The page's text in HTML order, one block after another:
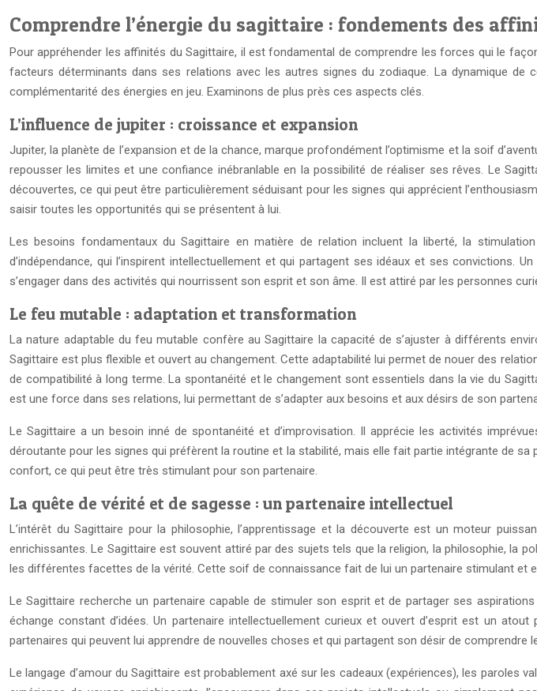
Comprendre l’énergie du sagittaire : fondements des
Pour appréhender les affinités du Sagittaire, il est fondamental de comprendre les forces qui le
facteurs déterminants dans ses relations avec les autres signes du zodiaque. La dynamique
complémentarité des énergies en jeu. Examinons de plus près ces aspects clés.
L’influence de jupiter : croissance et expansion
Jupiter, la planète de l’expansion et de la chance, marque profondément l’optimisme et la soif
repousser les limites et une confiance inébranlable en la possibilité de réaliser ses rêves. Le
découvertes, ce qui peut être particulièrement séduisant pour les signes qui apprécient
saisir toutes les opportunités qui se présentent à lui.
Les besoins fondamentaux du Sagittaire en matière de relation incluent la liberté, la
d’indépendance, qui l’inspirent intellectuellement et qui partagent ses idéaux et ses convictions.
s’engager dans des activités qui nourrissent son esprit et son âme. Il est attiré par les personnes
Le feu mutable : adaptation et transformation
La nature adaptable du feu mutable confère au Sagittaire la capacité de s’ajuster à différents
Sagittaire est plus flexible et ouvert au changement. Cette adaptabilité lui permet de nouer des
de compatibilité à long terme. La spontanéité et le changement sont essentiels dans la vie du
est une force dans ses relations, lui permettant de s’adapter aux besoins et aux désirs de son
Le Sagittaire a un besoin inné de spontanéité et d’improvisation. Il apprécie les activités
déroutante pour les signes qui préfèrent la routine et la stabilité, mais elle fait partie intégrante de
confort, ce qui peut être très stimulant pour son partenaire.
La quête de vérité et de sagesse : un partenaire intellectuel
L’intérêt du Sagittaire pour la philosophie, l’apprentissage et la découverte est un moteur
enrichissantes. Le Sagittaire est souvent attiré par des sujets tels que la religion, la philosophie, la
les différentes facettes de la vérité. Cette soif de connaissance fait de lui un partenaire stimulant et
Le Sagittaire recherche un partenaire capable de stimuler son esprit et de partager ses
échange constant d’idées. Un partenaire intellectuellement curieux et ouvert d’esprit est un
partenaires qui peuvent lui apprendre de nouvelles choses et qui partagent son désir de comprendre
Le langage d’amour du Sagittaire est probablement axé sur les cadeaux (expériences), les